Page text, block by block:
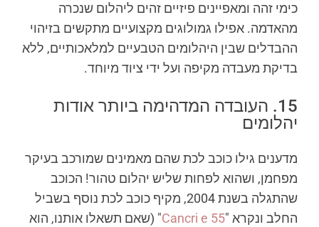
כימי זהה ומאפיינים פיזיים זהים ליהלום שנכרה
מהאדמה. אפילו גמולוגים מקצועיים מתקשים בזיהוי
ההבדלים שבין היהלומים הטבעיים למלאכותיים, ללא
בדיקת מעבדה מקיפה ועל ידי ציוד מיוחד.
15. העובדה המדהימה ביותר אודות
יהלומים
מדענים גילו כוכב לכת שהם מאמינים שמורכב בעיקר
מפחמן, ושהוא לפחות שליש יהלום טהור! הכוכב
שהתגלה בשנת 2004, מקיף כוכב לכת נוסף בשביל
החלב ונקרא "55 Cancri e
" (שאם תשאלו אותנו, הוא